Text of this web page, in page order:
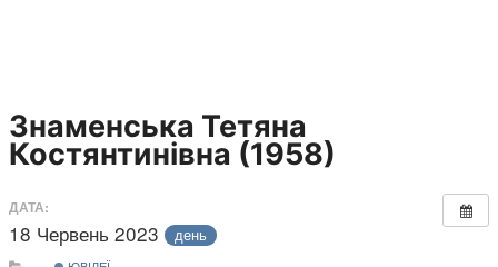
Знаменська Тетяна
Костянтинівна (1958)
ДАТА:
18 Червень 2023 день